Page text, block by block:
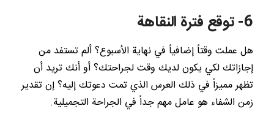
6- توقع فترة النقاهة
هل عملت وقتاً إضافياً في نهاية الأسبوع؟ ألم تستفد من
إجازاتك لكي يكون لديك وقت لجراحتك؟ أو أنك تريد أن
تظهر مميزاً في ذلك العرس الذي تمت دعوتك إليه؟ إن تقدير
زمن الشفاء هو عامل مهم جداً في الجراحة التجميلية.